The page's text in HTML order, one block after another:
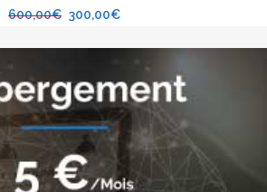
600,00€ 300,00€